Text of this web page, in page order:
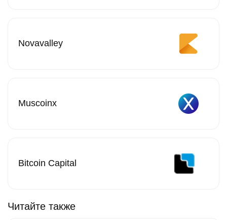
Novavalley
Muscoinx
Bitcoin Capital
Читайте также